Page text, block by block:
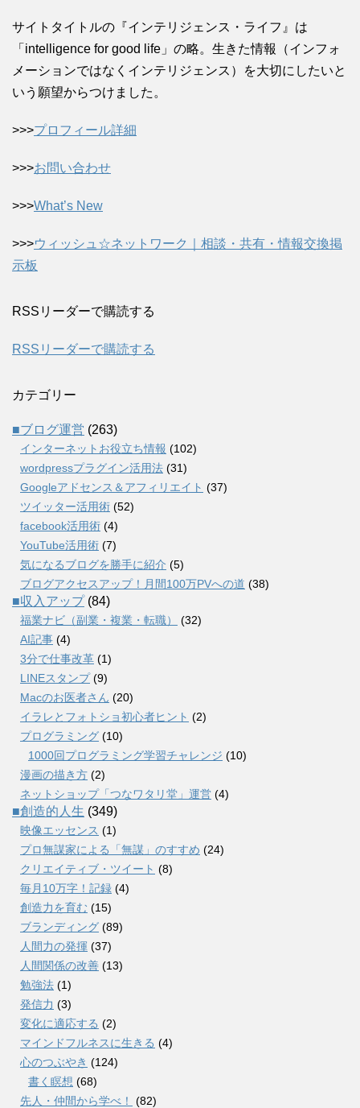
サイトタイトルの『インテリジェンス・ライフ』は
「intelligence for good life」の略。生きた情報（インフォ
メーションではなくインテリジェンス）を大切にしたいと
いう願望からつけました。
>>>プロフィール詳細
>>>お問い合わせ
>>>What’s New
>>>ウィッシュ☆ネットワーク｜相談・共有・情報交換掲
示板
RSSリーダーで購読する
RSSリーダーで購読する
カテゴリー
■ブログ運営 (263)
インターネットお役立ち情報 (102)
wordpressプラグイン活用法 (31)
Googleアドセンス＆アフィリエイト (37)
ツイッター活用術 (52)
facebook活用術 (4)
YouTube活用術 (7)
気になるブログを勝手に紹介 (5)
ブログアクセスアップ！月間100万PVへの道 (38)
■収入アップ(84)
福業ナビ（副業・複業・転職）
(32)
AI記事 (4)
3分で仕事改革 (1)
LINEスタンプ(9)
Macのお医者さん (20)
イラレとフォトショ初心者ヒント (2)
プログラミング (10)
1000回プログラミング学習チャレンジ (10)
漫画の描き方 (2)
ネットショップ「つなワタリ堂」運営 (4)
■創造的人生 (349)
映像エッセンス (1)
プロ無謀家による「無謀」のすすめ (24)
クリエイティブ・ツイート (8)
毎月10万字！記録 (4)
創造力を育む (15)
ブランディング (89)
人間力の発揮 (37)
人間関係の改善 (13)
勉強法 (1)
発信力 (3)
変化に適応する (2)
マインドフルネスに生きる (4)
心のつぶやき (124)
書く瞑想 (68)
先人・仲間から学べ！
(82)